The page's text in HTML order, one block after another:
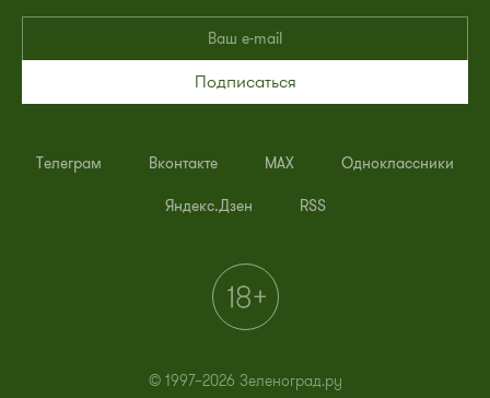
Подписаться
Телеграм Вконтакте MAX Одноклассники
Яндекс.Дзен RSS
© 1997–2026 Зеленоград.ру